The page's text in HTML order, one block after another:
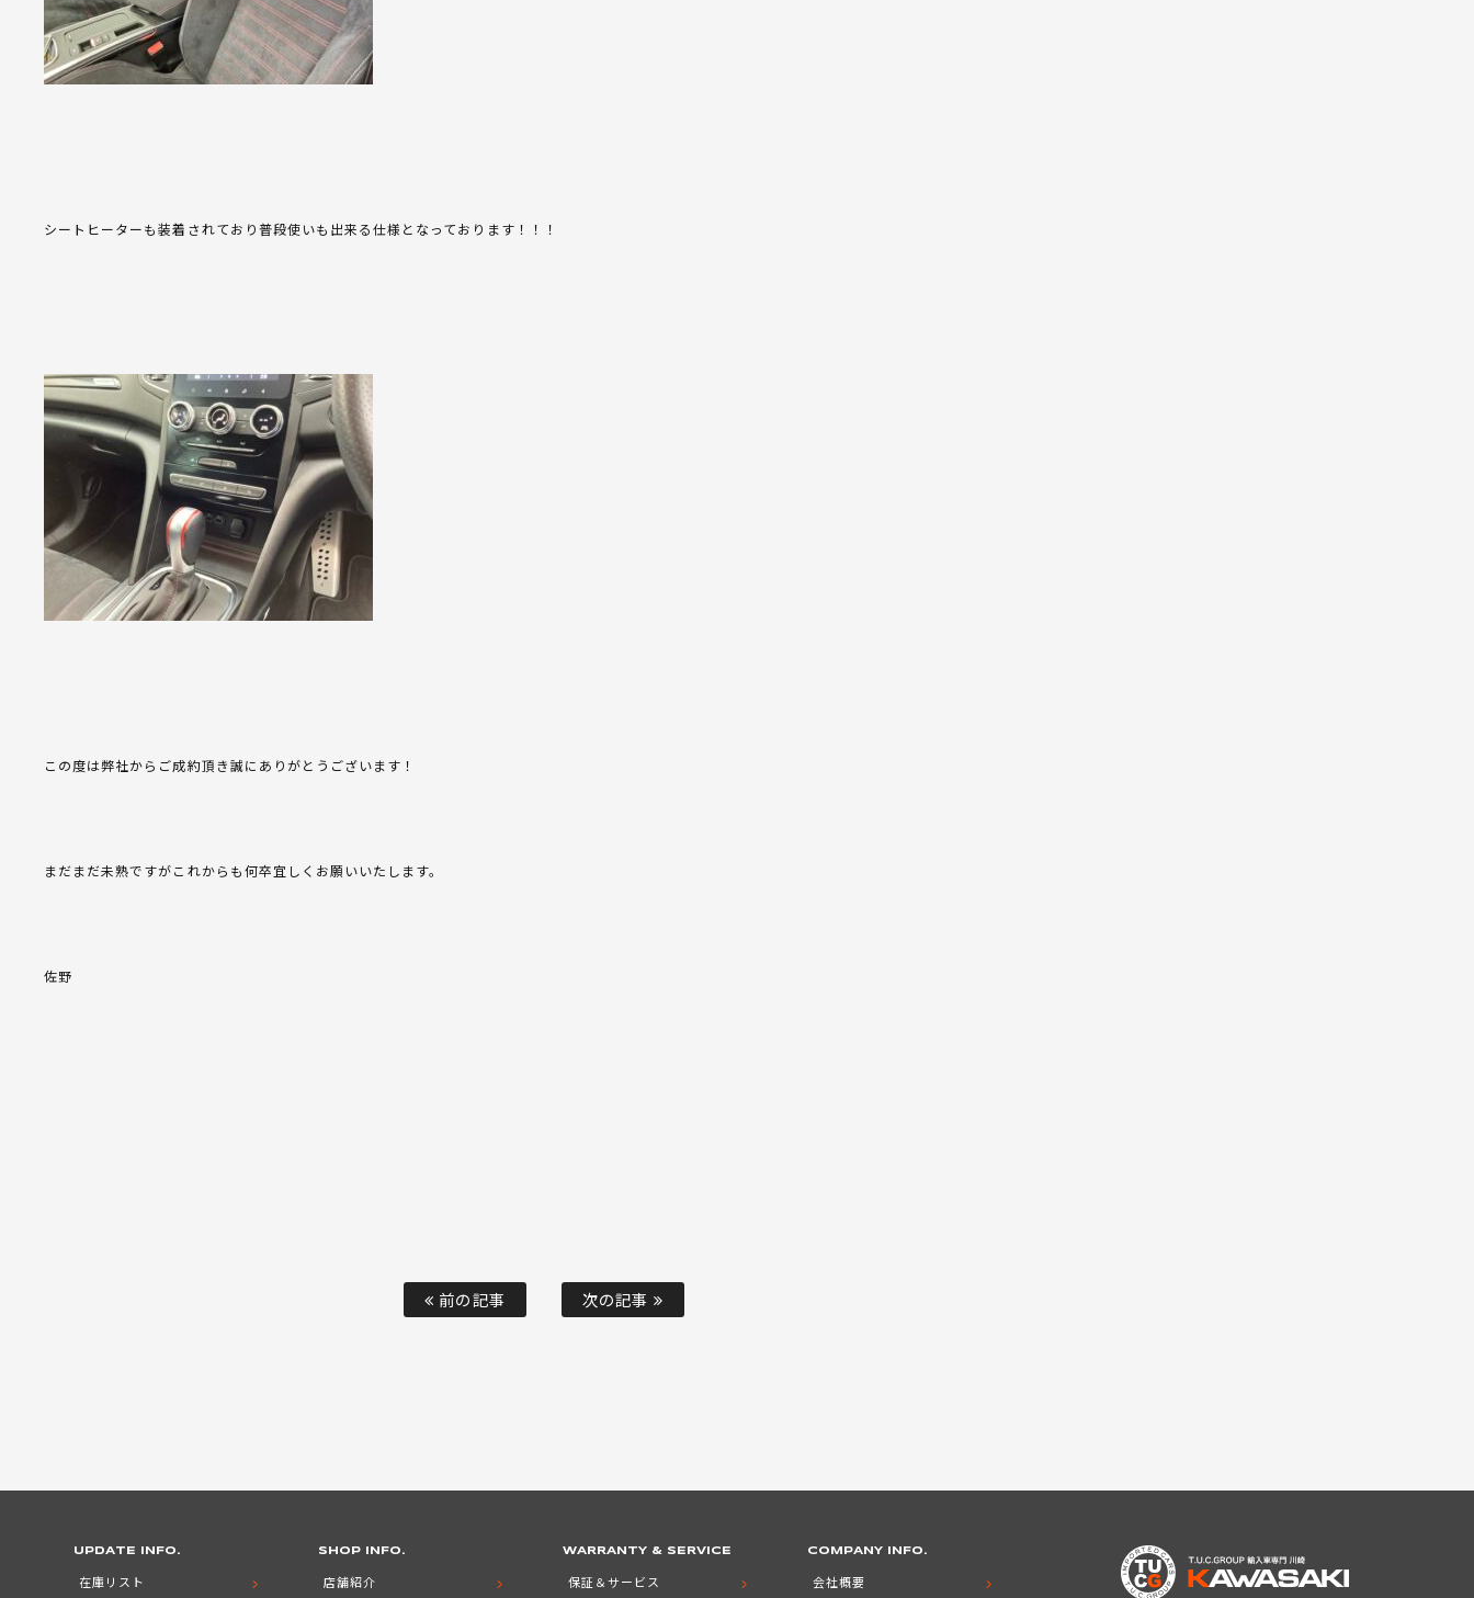
シートヒーターも装着されており普段使いも出来る仕様となっております！！！
この度は弊社からご成約頂き誠にありがとうございます！
まだまだ未熟ですがこれからも何卒宜しくお願いいたします。
佐野
前の記事 次の記事
UPDATE INFO.
在庫リスト
SHOP INFO.
店舗紹介
WARRANTY & SERVICE
保証＆サービス
COMPANY INFO.
会社概要